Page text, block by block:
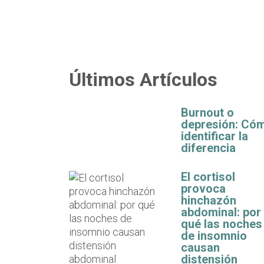
Últimos Artículos
Burnout o
depresión:
identificar la
diferencia
El cortisol
provoca
hinchazón
abdominal: por
qué las noches
de insomnio
causan
distensión